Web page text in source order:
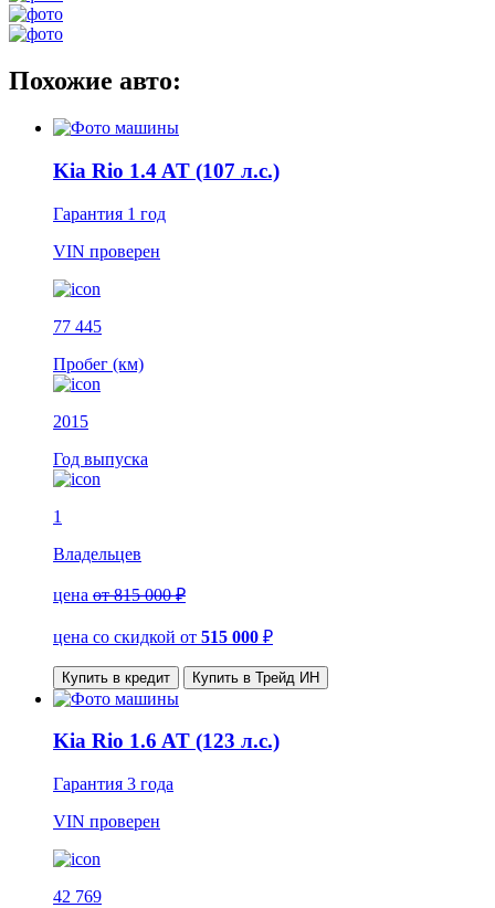
Похожие авто:
Kia Rio 1.4 AT (107 л.с.)
Гарантия 1 год
VIN проверен
77 445
Пробег (км)
2015
Год выпуска
1
Владельцев
цена от 815 000 ₽
цена со скидкой от 515 000 ₽
Купить в кредит Купить в Трейд ИН
Kia Rio 1.6 AT (123 л.с.)
Гарантия 3 года
VIN проверен
42 769